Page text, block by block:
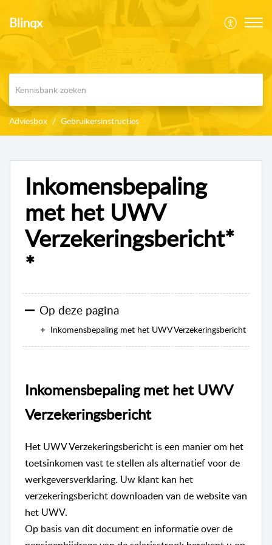
Blinqx
Adviesbox Gebruikersinstructies
Inkomensbepaling
met het UWV
Verzekeringsbericht*
*
Op deze pagina
Inkomensbepaling met het UWV Verzekeringsbericht
Inkomensbepaling met het UWV
Verzekeringsbericht
Het UWV Verzekeringsbericht is een manier om het
toetsinkomen vast te stellen als alternatief voor de
werkgeversverklaring. Uw klant kan het
verzekeringsbericht downloaden van de website van
het UWV.
Op basis van dit document en informatie over de